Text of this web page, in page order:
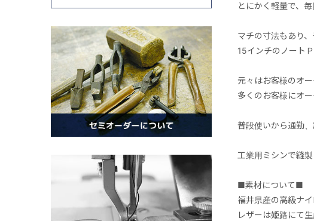
とにかく軽量で、
マチの寸法もあり
15インチのノート
元々はお客様のオ
多くのお客様にオ
普段使いから通勤
工業用ミシンで縫製
■素材について■
福井県産の高級ナ
レザーは姫路にて生